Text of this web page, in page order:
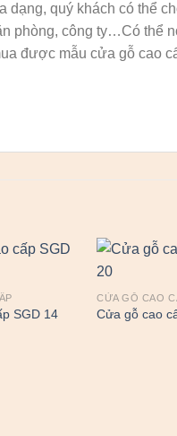
dạng, quý khách có thể
phòng, công ty…Có thể
được mẫu cửa gỗ cao
SGD 14
CỬA GỖ CAO
Cửa gỗ cao